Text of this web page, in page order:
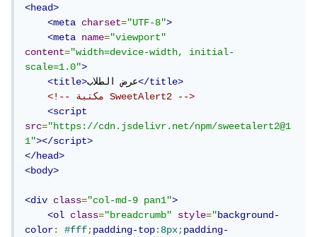
<head>
<meta
charset="UTF-8">
<meta
name="viewport"
content="width=device-width, initial-
scale=1.0">
<title>عرض الطلاب</title>
<!-- مكتبة SweetAlert2 -->
<script
src="https://cdn.jsdelivr.net/npm/sweetalert2@1
1"></script>
</head>
<body>
<div class="col-md-9 pan1">
<ol
class="breadcrumb" style="background-
color: #fff;padding-top:8px;padding-